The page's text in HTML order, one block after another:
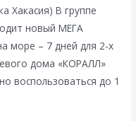
Хакасия) В группе
новый МЕГА
море – 7 дней для 2-х
дома «КОРАЛЛ»
воспользоваться до 1